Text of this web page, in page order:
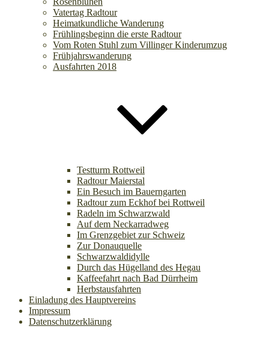
Vatertag Radtour
Heimatkundliche Wanderung
Frühlingsbeginn die erste Radtour
Vom Roten Stuhl zum Villinger Kinderumzug
Frühjahrswanderung
Ausfahrten 2018
Testturm Rottweil
Radtour Maierstal
Ein Besuch im Bauerngarten
Radtour zum Eckhof bei Rottweil
Radeln im Schwarzwald
Auf dem Neckarradweg
Im Grenzgebiet zur Schweiz
Zur Donauquelle
Schwarzwaldidylle
Durch das Hügelland des Hegau
Kaffeefahrt nach Bad Dürrheim
Herbstausfahrten
Einladung des Hauptvereins
Impressum
Datenschutzerklärung